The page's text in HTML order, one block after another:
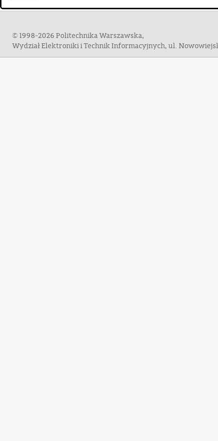
© 1998-2026 Politechnika Warszawska,
Wydział Elektroniki i Technik Informacyjnych, ul.